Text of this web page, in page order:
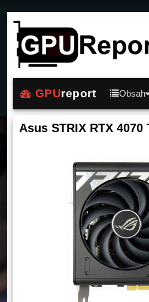
GPUreport Obsah
Asus STRIX RTX